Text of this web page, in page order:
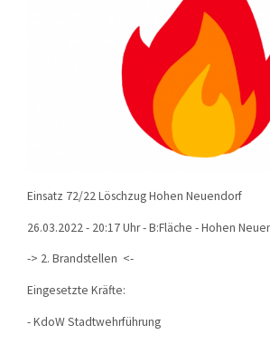
Einsatz 72/22 Löschzug Hohen Neuendorf
26.03.2022 - 20:17 Uhr - B:Fläche - Hohen
-> 2. Brandstellen <-
Eingesetzte Kräfte:
- KdoW Stadtwehrführung